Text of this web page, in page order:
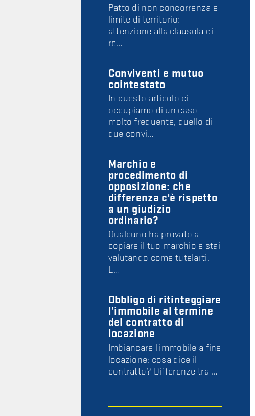
Patto di non concorrenza e
limite di territorio:
attenzione alla clausola di
re…
Conviventi e mutuo
cointestato
In questo articolo ci
occupiamo di un caso
molto frequente, quello di
due convi…
Marchio e
procedimento di
opposizione: che
differenza c'è rispetto
a un giudizio
ordinario?
Qualcuno ha provato a
copiare il tuo marchio e stai
valutando come tutelarti.
E…
Obbligo di ritinteggiare
l’immobile al termine
del contratto di
locazione
Imbiancare l’immobile a fine
locazione: cosa dice il
contratto? Differenze tra …